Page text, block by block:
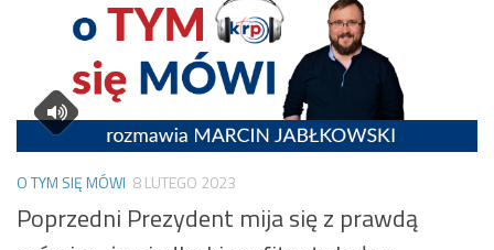
O TYM SIĘ MÓWI 8 LUTEGO 2023
Poprzedni Prezydent mija się z prawdą